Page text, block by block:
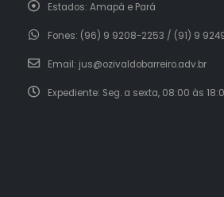
Estados: Amapá e Pará
Fones: (96) 9 9208-2253 / (91) 9
Email: jus@ozivaldobarreiro.adv.br
Expediente: Seg. a sexta, 08:00 às